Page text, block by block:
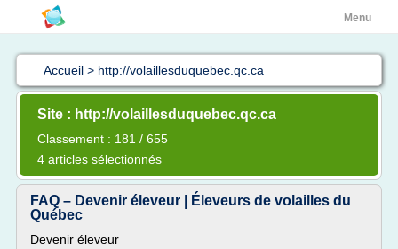
Menu
Accueil > http://volaillesduquebec.qc.ca
Site : http://volaillesduquebec.qc.ca
Classement : 181 / 655
4 articles sélectionnés
FAQ – Devenir éleveur | Éleveurs de volailles du
Québec
Devenir éleveur